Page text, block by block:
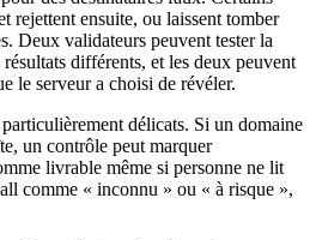
rejettent ensuite, ou laissent tomber
Deux validateurs peuvent tester la
différents, et les deux peuvent
le serveur a choisi de révéler.
délicats. Si un domaine
un contrôle peut marquer
livrable même si personne ne lit
comme « inconnu » ou « à risque »,